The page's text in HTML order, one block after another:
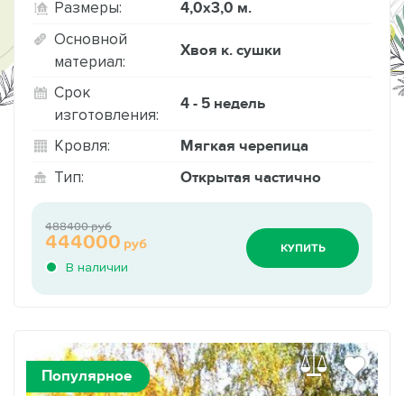
Размеры: 4,0х3,0 м.
Основной
материал:
Хвоя к. сушки
Срок
изготовления:
4 - 5 недель
Кровля: Мягкая черепица
Тип: Открытая частично
В наличии
444000 руб
488400 руб
КУПИТЬ
Популярное